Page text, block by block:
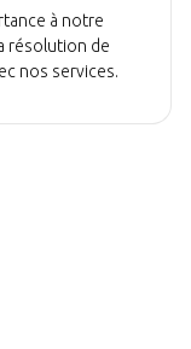
à notre
résolution de
nos services.